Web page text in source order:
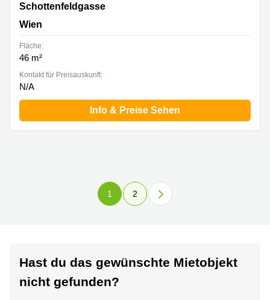
Schottenfeldgasse 74, Wien
Schottenfeldgasse
Wien
Fläche:
46 m²
Kontakt für Preisauskunft:
N/A
Info & Preise Sehen
1 2
Hast du das gewünschte Mietobjekt
nicht gefunden?